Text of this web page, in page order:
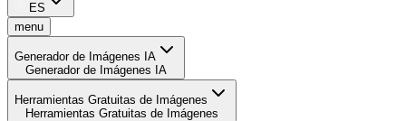
ES
menu
Generador de Imágenes IA
Generador de Imágenes IA
Herramientas Gratuitas de Imágenes
Herramientas Gratuitas de Imágenes